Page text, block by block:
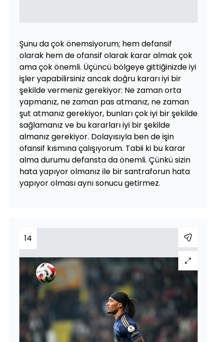
Şunu da çok önemsiyorum; hem defansif
olarak hem de ofansif olarak karar almak çok
ama çok önemli. Üçüncü bölgeye gittiğinizde iyi
işler yapabilirsiniz ancak doğru kararı iyi bir
şekilde vermeniz gerekiyor: Ne zaman orta
yapmanız, ne zaman pas atmanız, ne zaman
şut atmanız gerekiyor, bunları çok iyi bir şekilde
sağlamanız ve bu kararları iyi bir şekilde
almanız gerekiyor. Dolayısıyla ben de işin
ofansif kısmına çalışıyorum. Tabii ki bu karar
alma durumu defansta da önemli. Çünkü sizin
hata yapıyor olmanız ile bir santraforun hata
yapıyor olması aynı sonucu getirmez.
14